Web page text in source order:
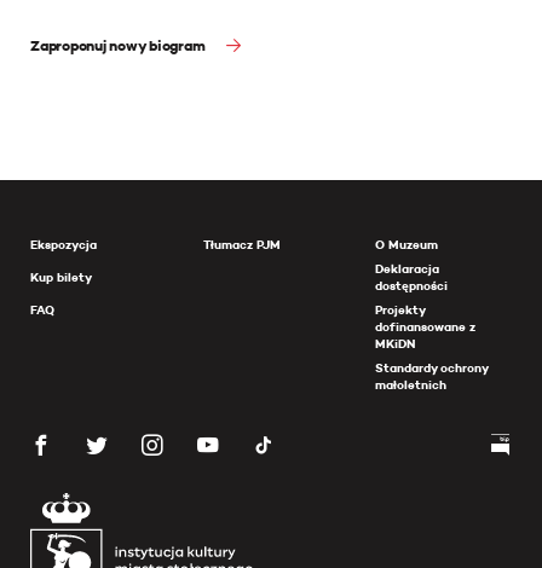
Zaproponuj nowy biogram
Ekspozycja
Kup bilety
FAQ
Tłumacz PJM
O Muzeum
Deklaracja
dostępności
Projekty
dofinansowane z
MKiDN
Standardy ochrony
małoletnich